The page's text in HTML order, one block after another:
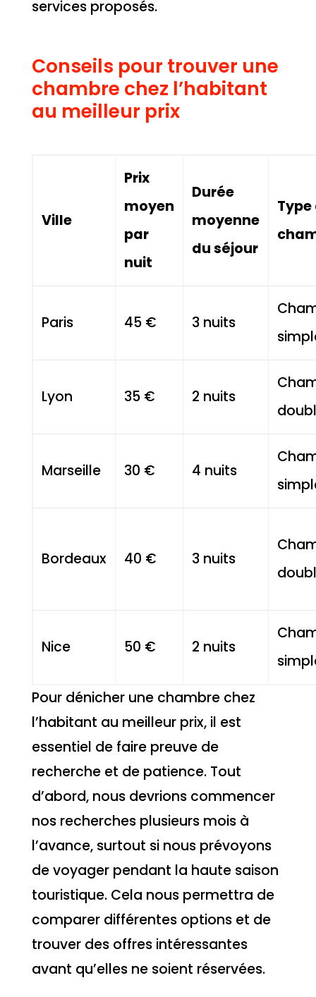
services proposés.
Conseils pour trouver une
chambre chez l’habitant
au meilleur prix
Ville
Prix
moyen
par
nuit
Durée
moyenne
du séjour
Type
Paris 45 € 3 nuits
Lyon 35 € 2 nuits
Marseille 30 € 4 nuits
Bordeaux 40 € 3 nuits
Nice 50 € 2 nuits
Pour dénicher une chambre chez
l’habitant au meilleur prix, il est
essentiel de faire preuve de
recherche et de patience. Tout
d’abord, nous devrions commencer
nos recherches plusieurs mois à
l’avance, surtout si nous prévoyons
de voyager pendant la haute saison
touristique. Cela nous permettra de
comparer différentes options et de
trouver des offres intéressantes
avant qu’elles ne soient réservées.